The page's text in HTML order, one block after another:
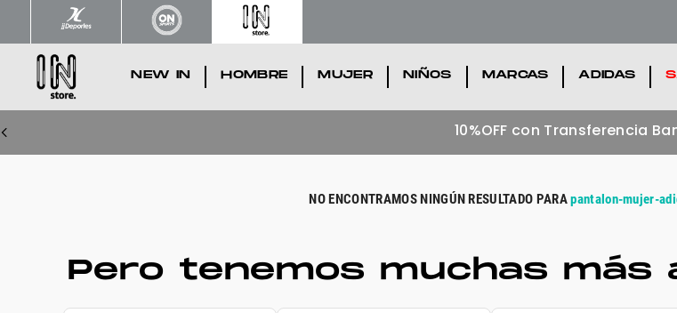
NEW IN HOMBRE MUJER NIÑOS MARCAS ADIDAS
10%OFF con Transferencia
pantalon-mujer-
Pero tenemos muchas más